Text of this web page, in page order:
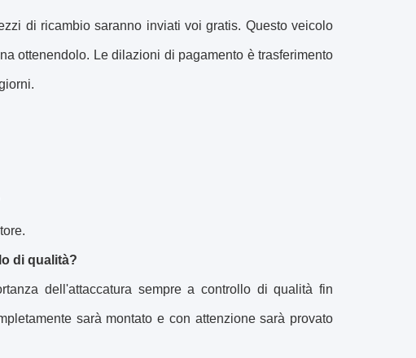
di ricambio saranno inviati voi gratis. Questo veicolo
ottenendolo. Le dilazioni di pagamento è trasferimento
di qualità?
dell'attaccatura sempre a controllo di qualità fin
sarà montato e con attenzione sarà provato